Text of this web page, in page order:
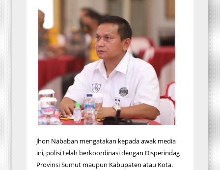
Jhon Nababan mengatakan kepada awak media
ini, polisi telah berkoordinasi dengan Disperindag
Provinsi Sumut maupun Kabupaten atau Kota.